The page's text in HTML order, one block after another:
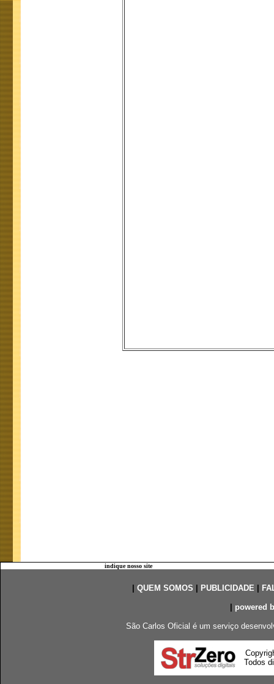
indique nosso site
QUEM SOMOS PUBLICIDADE|
powered
São Carlos Oficial é um serviço
Todos